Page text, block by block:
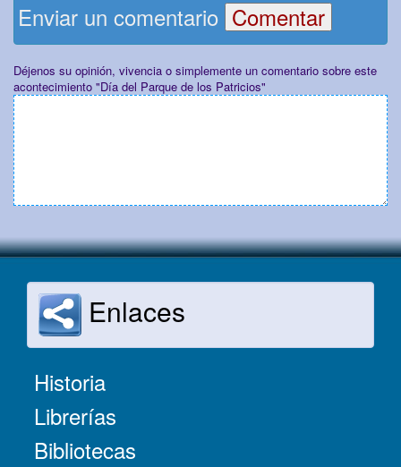
Enviar un comentario
Déjenos su opinión, vivencia o simplemente un comentario sobre este
acontecimiento "Día del Parque de los Patricios"
Enlaces
Historia
Librerías
Bibliotecas